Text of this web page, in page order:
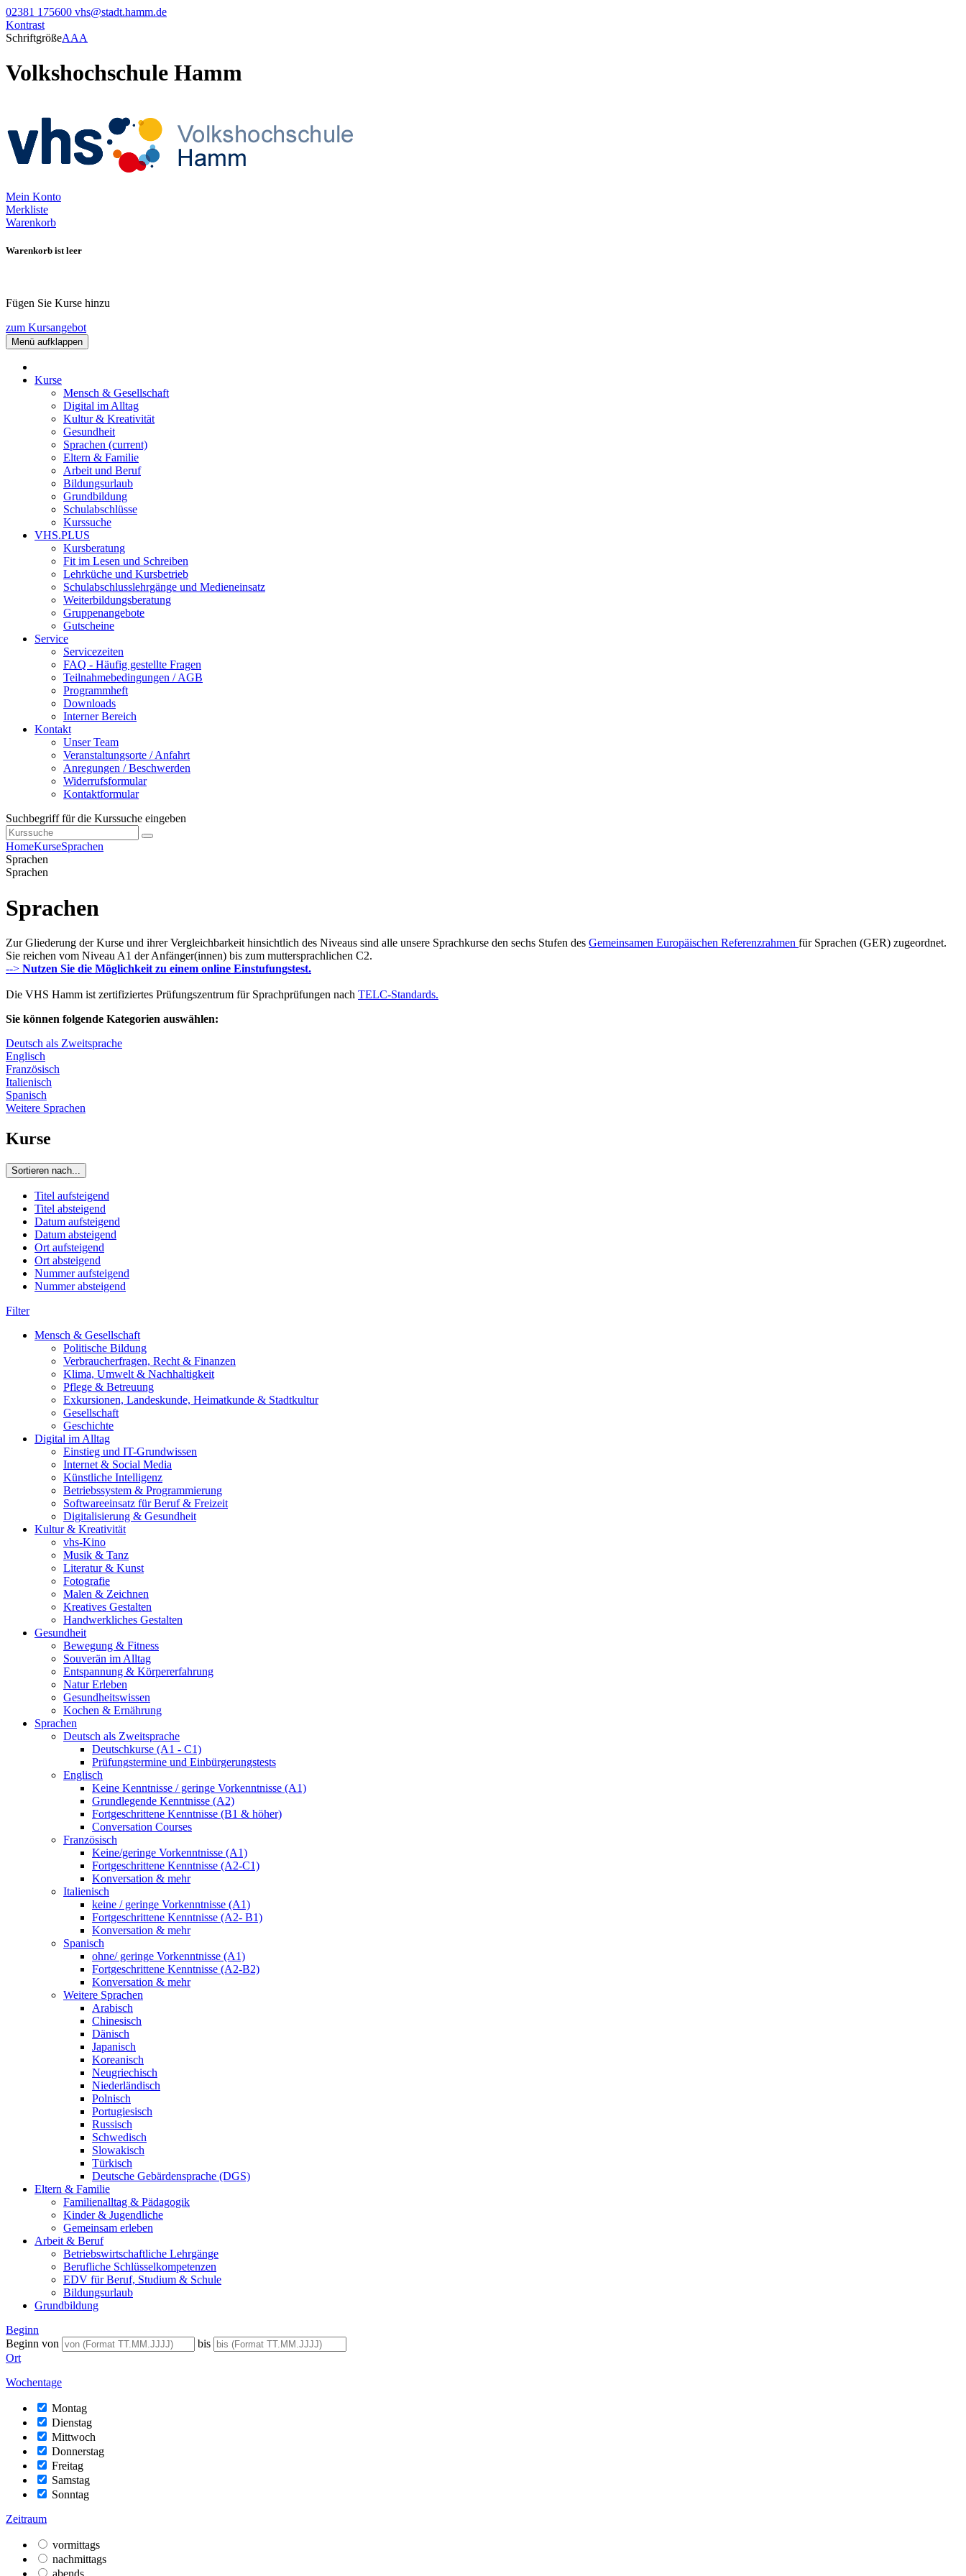
02381 175600 vhs@stadt.hamm.de
Kontrast
SchriftgrößeAAA
Volkshochschule Hamm
Mein Konto
Merkliste
Warenkorb
Warenkorb ist leer
Fügen Sie Kurse hinzu
zum Kursangebot
Menü aufklappen
Kurse
Mensch & Gesellschaft
Digital im Alltag
Kultur & Kreativität
Gesundheit
Sprachen (current)
Eltern & Familie
Arbeit und Beruf
Bildungsurlaub
Grundbildung
Schulabschlüsse
Kurssuche
VHS.PLUS
Kursberatung
Fit im Lesen und Schreiben
Lehrküche und Kursbetrieb
Schulabschlusslehrgänge und Medieneinsatz
Weiterbildungsberatung
Gruppenangebote
Gutscheine
Service
Servicezeiten
FAQ - Häufig gestellte Fragen
Teilnahmebedingungen / AGB
Programmheft
Downloads
Interner Bereich
Kontakt
Unser Team
Veranstaltungsorte / Anfahrt
Anregungen / Beschwerden
Widerrufsformular
Kontaktformular
Suchbegriff für die Kurssuche eingeben
HomeKurseSprachen
Sprachen
Sprachen
Sprachen
Zur Gliederung der Kurse und ihrer Vergleichbarkeit hinsichtlich des Niveaus sind alle unsere Sprachkurse den sechs Stufen des Gemeinsamen Europäischen Referenzrahmen für Sprachen (GER) zugeordnet.
Sie reichen vom Niveau A1 der Anfänger(innen) bis zum muttersprachlichen C2.
--> Nutzen Sie die Möglichkeit zu einem online Einstufungstest.
Die VHS Hamm ist zertifiziertes Prüfungszentrum für Sprachprüfungen nach TELC-Standards.
Sie können folgende Kategorien auswählen:
Deutsch als Zweitsprache
Englisch
Französisch
Italienisch
Spanisch
Weitere Sprachen
Kurse
Sortieren nach...
Titel aufsteigend
Titel absteigend
Datum aufsteigend
Datum absteigend
Ort aufsteigend
Ort absteigend
Nummer aufsteigend
Nummer absteigend
Filter
Mensch & Gesellschaft
Politische Bildung
Verbraucherfragen, Recht & Finanzen
Klima, Umwelt & Nachhaltigkeit
Pflege & Betreuung
Exkursionen, Landeskunde, Heimatkunde & Stadtkultur
Gesellschaft
Geschichte
Digital im Alltag
Einstieg und IT-Grundwissen
Internet & Social Media
Künstliche Intelligenz
Betriebssystem & Programmierung
Softwareeinsatz für Beruf & Freizeit
Digitalisierung & Gesundheit
Kultur & Kreativität
vhs-Kino
Musik & Tanz
Literatur & Kunst
Fotografie
Malen & Zeichnen
Kreatives Gestalten
Handwerkliches Gestalten
Gesundheit
Bewegung & Fitness
Souverän im Alltag
Entspannung & Körpererfahrung
Natur Erleben
Gesundheitswissen
Kochen & Ernährung
Sprachen
Deutsch als Zweitsprache
Deutschkurse (A1 - C1)
Prüfungstermine und Einbürgerungstests
Englisch
Keine Kenntnisse / geringe Vorkenntnisse (A1)
Grundlegende Kenntnisse (A2)
Fortgeschrittene Kenntnisse (B1 & höher)
Conversation Courses
Französisch
Keine/geringe Vorkenntnisse (A1)
Fortgeschrittene Kenntnisse (A2-C1)
Konversation & mehr
Italienisch
keine / geringe Vorkenntnisse (A1)
Fortgeschrittene Kenntnisse (A2- B1)
Konversation & mehr
Spanisch
ohne/ geringe Vorkenntnisse (A1)
Fortgeschrittene Kenntnisse (A2-B2)
Konversation & mehr
Weitere Sprachen
Arabisch
Chinesisch
Dänisch
Japanisch
Koreanisch
Neugriechisch
Niederländisch
Polnisch
Portugiesisch
Russisch
Schwedisch
Slowakisch
Türkisch
Deutsche Gebärdensprache (DGS)
Eltern & Familie
Familienalltag & Pädagogik
Kinder & Jugendliche
Gemeinsam erleben
Arbeit & Beruf
Betriebswirtschaftliche Lehrgänge
Berufliche Schlüsselkompetenzen
EDV für Beruf, Studium & Schule
Bildungsurlaub
Grundbildung
Beginn
Beginn von
bis
Ort
Wochentage
Montag
Dienstag
Mittwoch
Donnerstag
Freitag
Samstag
Sonntag
Zeitraum
vormittags
nachmittags
abends